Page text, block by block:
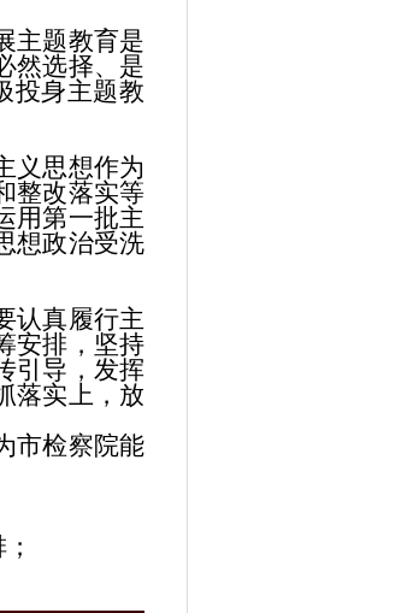
主题教育是
然选择、是
投身主题教
义思想作为
整改落实等
用第一批主
想政治受洗
认真履行主
安排，坚持
引导，发挥
落实上，放
市检察院能